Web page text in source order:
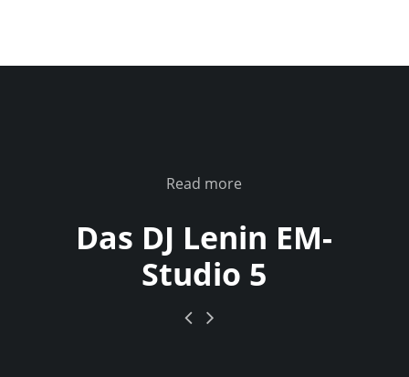
Read more
Das DJ Lenin EM-
Studio 5